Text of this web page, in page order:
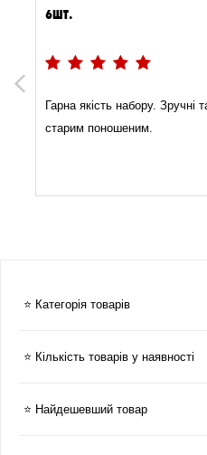
Previous
6ШТ.
Гарна якість набору. Зручні
старим поношеним.
⭐ Категорія товарів
⭐ Кількість товарів у наявності
⭐ Найдешевший товар